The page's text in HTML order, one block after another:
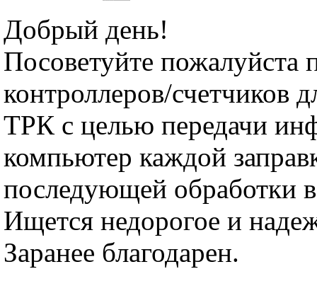
Добрый день!
Посоветуйте пожалуйста
контроллеров/счетчиков
ТРК с целью передачи
компьютер каждой
последующей обработки
Ищется недорогое и
Заранее благодарен.